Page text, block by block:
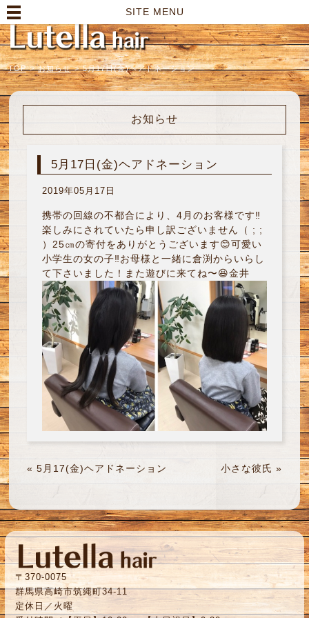
SITE MENU
TOP > お知らせ > 5月17日(金)ヘアドネーション
お知らせ
5月17日(金)ヘアドネーション
2019年05月17日
携帯の回線の不都合により、4月のお客様です‼︎
楽しみにされていたら申し訳ございません（ ; ;
）25㎝の寄付をありがとうございます😊可愛い
小学生の女の子‼︎お母様と一緒に倉渕からいらし
て下さいました！また遊びに来てね〜😆金井
« 5月17(金)ヘアドネーション 小さな彼氏 »
〒370-0075
群馬県高崎市筑縄町34-11
定休日／火曜